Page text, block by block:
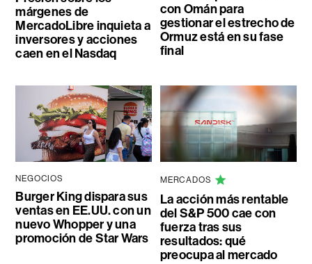
márgenes de
MercadoLibre inquieta a
inversores y acciones
caen en el Nasdaq
con Omán para
gestionar el estrecho de
Ormuz está en su fase
final
NEGOCIOS
Burger King dispara sus
ventas en EE.UU. con un
nuevo Whopper y una
promoción de Star Wars
MERCADOS
La acción más rentable
del S&P 500 cae con
fuerza tras sus
resultados: qué
preocupa al mercado